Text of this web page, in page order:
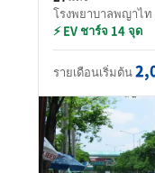
โรงพยาบาลพญาไท
⚡ EV ชาร์จ 14 จุด
รายเดือนเริ่มต้น